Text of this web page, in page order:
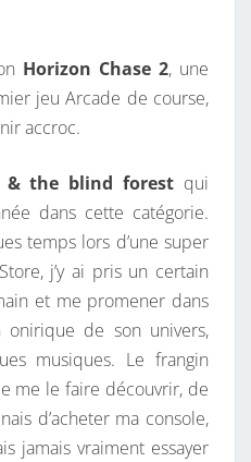
Horizon Chase 2, une
jeu Arcade de course,
accroc.
& the blind forest qui
dans cette catégorie.
temps lors d’une super
j’y ai pris un certain
et me promener dans
onirique de son univers,
musiques. Le frangin
me le faire découvrir, de
d’acheter ma console,
jamais vraiment essayer